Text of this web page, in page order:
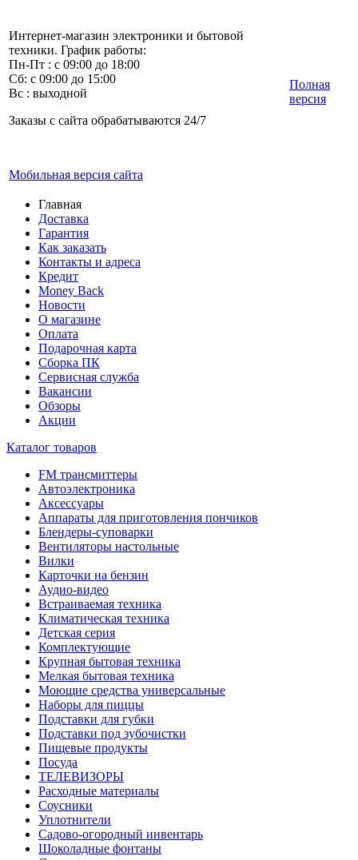
Интернет-магазин электроники и бытовой
техники. График работы:
Пн-Пт : с 09:00 до 18:00
Сб: с 09:00 до 15:00
Вс : выходной
Заказы с сайта обрабатываются 24/7
Мобильная версия сайта
Полная
версия
Главная
Доставка
Гарантия
Как заказать
Контакты и адреса
Кредит
Money Back
Новости
О магазине
Оплата
Подарочная карта
Сборка ПК
Сервисная служба
Вакансии
Обзоры
Акции
Каталог товаров
FM трансмиттеры
Автоэлектроника
Аксессуары
Аппараты для приготовления пончиков
Блендеры-суповарки
Вентиляторы настольные
Вилки
Карточки на бензин
Аудио-видео
Встраиваемая техника
Климатическая техника
Детская серия
Комплектующие
Крупная бытовая техника
Мелкая бытовая техника
Моющие средства универсальные
Наборы для пиццы
Подставки для губки
Подставки под зубочистки
Пищевые продукты
Посуда
ТЕЛЕВИЗОРЫ
Расходные материалы
Соусники
Уплотнители
Садово-огородный инвентарь
Шоколадные фонтаны